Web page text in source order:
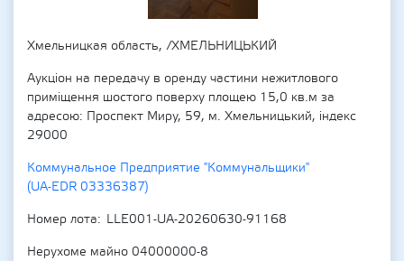
Хмельницкая область, /ХМЕЛЬНИЦЬКИЙ
Аукціон на передачу в оренду частини нежитлового
приміщення шостого поверху площею 15,0 кв.м за
адресою: Проспект Миру, 59, м. Хмельницький, індекс
29000
Коммунальное Предприятие "Коммунальщики"
(UA-EDR 03336387)
Номер лота
LLE001-UA-20260630-91168
Нерухоме майно 04000000-8